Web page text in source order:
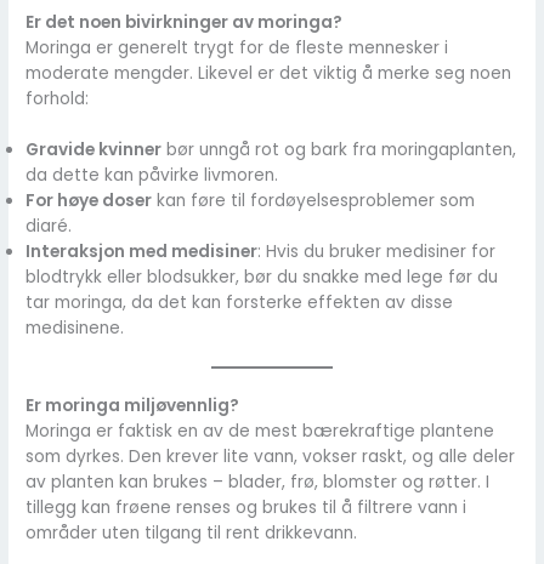
Er det noen bivirkninger av moringa?
Moringa er generelt trygt for de fleste mennesker i
moderate mengder. Likevel er det viktig å merke seg noen
forhold:
Gravide kvinner bør unngå rot og bark fra moringaplanten,
da dette kan påvirke livmoren.
For høye doser kan føre til fordøyelsesproblemer som
diaré.
Interaksjon med medisiner: Hvis du bruker medisiner for
blodtrykk eller blodsukker, bør du snakke med lege før du
tar moringa, da det kan forsterke effekten av disse
medisinene.
Er moringa miljøvennlig?
Moringa er faktisk en av de mest bærekraftige plantene
som dyrkes. Den krever lite vann, vokser raskt, og alle deler
av planten kan brukes – blader, frø, blomster og røtter. I
tillegg kan frøene renses og brukes til å filtrere vann i
områder uten tilgang til rent drikkevann.